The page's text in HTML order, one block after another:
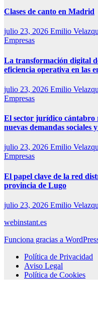
Clases de canto en Madrid
julio 23, 2026 Emilio
Empresas
La transformación digital
eficiencia operativa en las
julio 23, 2026 Emilio
Empresas
El sector jurídico cántabro
nuevas demandas sociales
julio 23, 2026 Emilio
Empresas
El papel clave de la red
provincia de Lugo
julio 23, 2026 Emilio
webinstant.es
Funciona gracias a
Política de Privacidad
Aviso Legal
Política de Cookies